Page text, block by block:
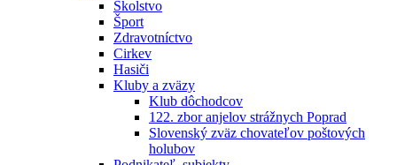
Školstvo
Šport
Zdravotníctvo
Cirkev
Hasiči
Kluby a zväzy
Klub dôchodcov
122. zbor anjelov strážnych Poprad
Slovenský zväz chovateľov poštových
holubov